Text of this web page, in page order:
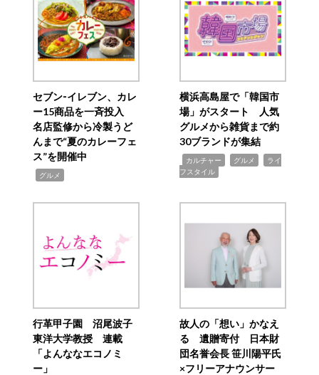
セブン‐イレブン、カレ
ー15商品を一斉投入
名店監修から冷製うど
んまで“夏のカレーフェ
ス”を開催中
グルメ
横浜高島屋で「韓国市
場」がスタート 人気
グルメから雑貨まで約
30ブランドが集結
カルチャー グルメ
ライ
フスタイル
行革甲子園 沼尾波子
東洋大学教授 連載
「よんななエコノミ
ー」
故人の「想い」かなえ
る 遺贈寄付 日本財
団名誉会長 笹川陽平氏
×フリーアナウンサー